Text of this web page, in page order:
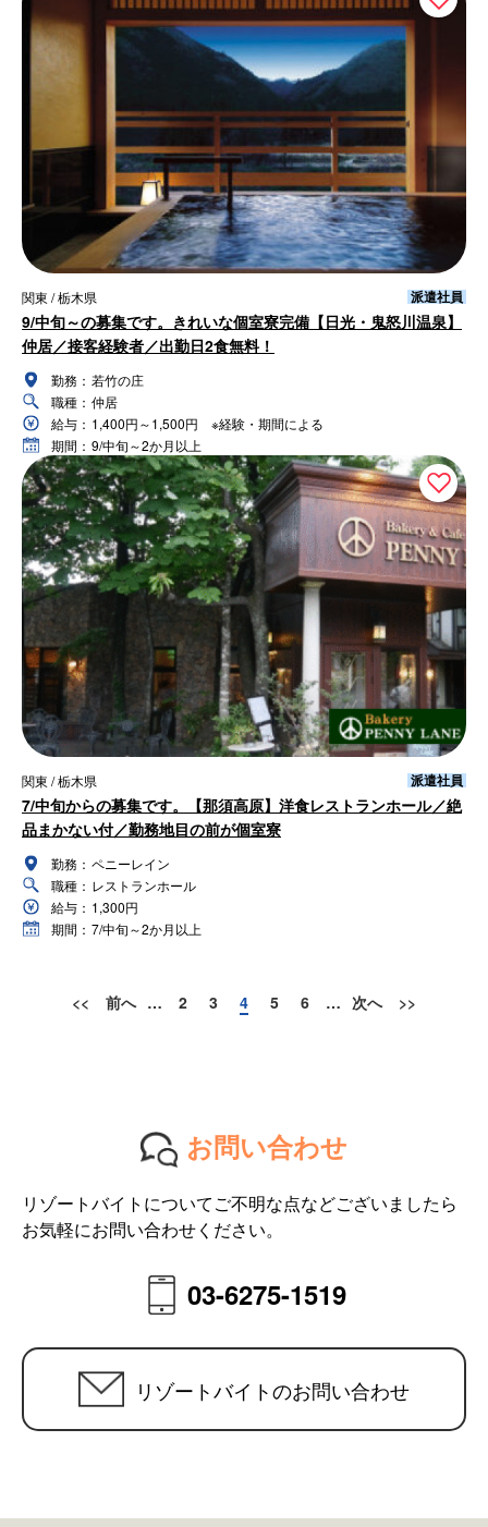
関東 / 栃木県 派遣社員
9/中旬～の募集です。きれいな個室寮完備【日光・鬼怒川温泉】
仲居／接客経験者／出勤日2食無料！
勤務： 若竹の庄
職種： 仲居
給与： 1,400円～1,500円 ※経験・期間による
期間： 9/中旬～2か月以上
関東 / 栃木県 派遣社員
7/中旬からの募集です。【那須高原】洋食レストランホール／絶
品まかない付／勤務地目の前が個室寮
勤務： ペニーレイン
職種： レストランホール
給与： 1,300円
期間： 7/中旬～2か月以上
<< 前へ … 2 3 4 5 6 … 次へ >>
お問い合わせ
リゾートバイトについてご不明な点などございましたら
お気軽にお問い合わせください。
03-6275-1519
リゾートバイトのお問い合わせ